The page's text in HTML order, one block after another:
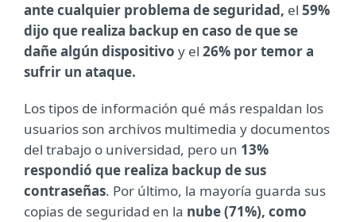
ante cualquier problema de seguridad, el 59%
dijo que realiza backup en caso de que se
dañe algún dispositivo y el 26% por temor a
sufrir un ataque.
Los tipos de información qué más respaldan los
usuarios son archivos multimedia y documentos
del trabajo o universidad, pero un 13%
respondió que realiza backup de sus
contraseñas. Por último, la mayoría guarda sus
copias de seguridad en la nube (71%), como